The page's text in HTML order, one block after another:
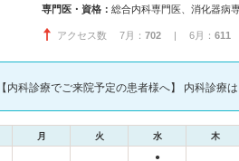
専門医・資格： 総合内科専門医、消化器病
アクセス数 7月： 702 | 6月： 611
【内科診療でご来院予定の患者様へ】 内科診療
月 火 水 木
●